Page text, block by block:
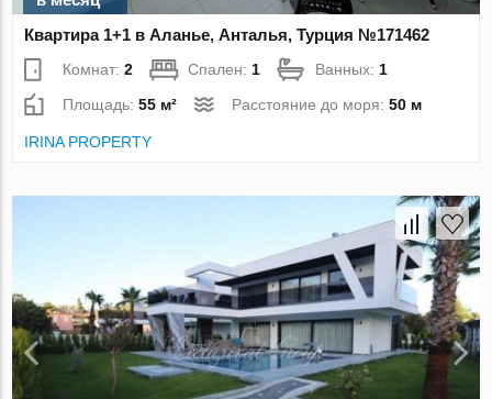
Квартира 1+1 в Аланье, Анталья, Турция №171462
Комнат:2 Спален: 1 Ванных: 1
Площадь:55 м² Расстояние до моря:50 м
IRINA PROPERTY